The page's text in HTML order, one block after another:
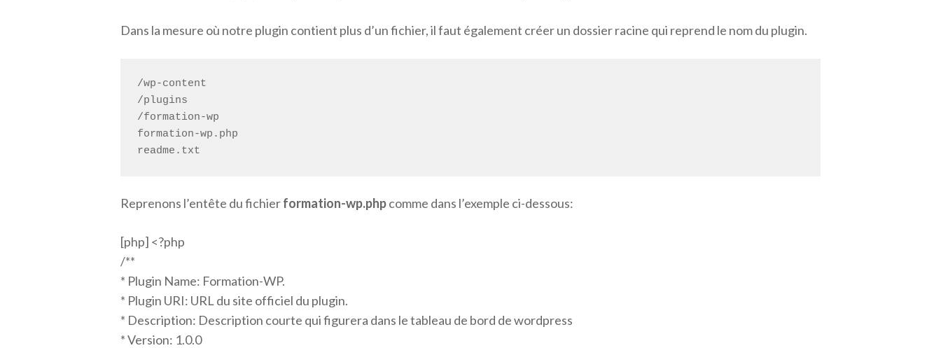
Dans la mesure où notre plugin contient plus d’un fichier, il faut également créer un dossier racine qui reprend le nom du plugin.
/wp-content
/plugins
/formation-wp
formation-wp.php
Reprenons l’entête du fichierformation-wp.phpcomme dans l’exemple ci-dessous:
[php] <?php
/**
* Plugin Name: Formation-WP.
* Plugin URI: URL du site officiel du plugin.
* Description: Description courte qui figurera dans le tableau de bord de wordpress
* Version: 1.0.0